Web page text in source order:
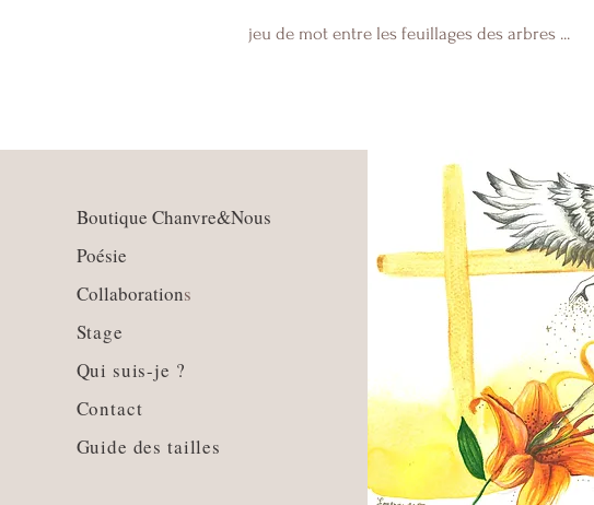
jeu de mot entre les feuillages des arbres ...
Boutique Chanvre&Nous
Poésie
Collaborations
Stage
Qui suis-je ?
Contact
Guide des tailles